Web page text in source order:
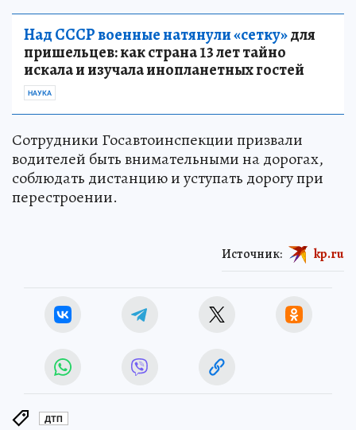
Над СССР военные натянули «сетку»для
пришельцев: как страна 13 лет тайно
искала и изучала инопланетных гостей
НАУКА
Сотрудники Госавтоинспекции призвали
водителей быть внимательными на дорогах,
соблюдать дистанцию и уступать дорогу при
перестроении.
Источник: kp.ru
ДТП